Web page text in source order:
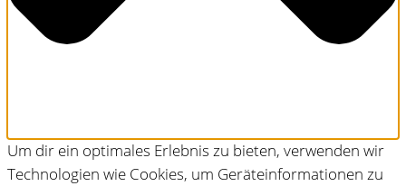
Um dir ein optimales Erlebnis zu bieten, verwenden wir
Technologien wie Cookies, um Geräteinformationen zu